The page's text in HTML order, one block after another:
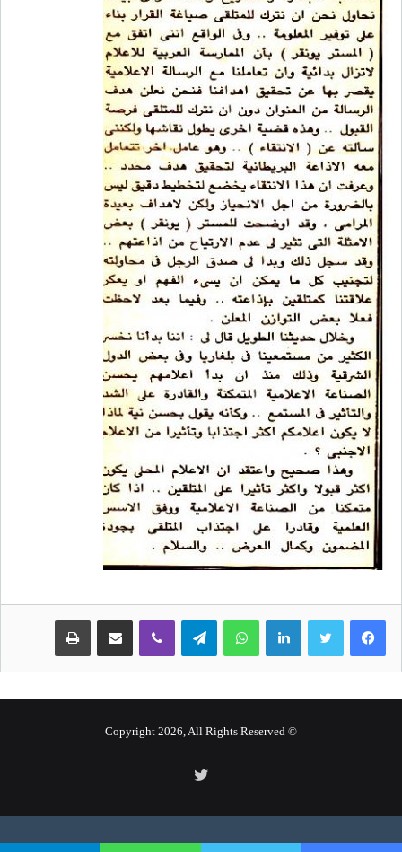
لينكدإن واتساب تيلقرام
© Copyright 2026, All Rights Reserved